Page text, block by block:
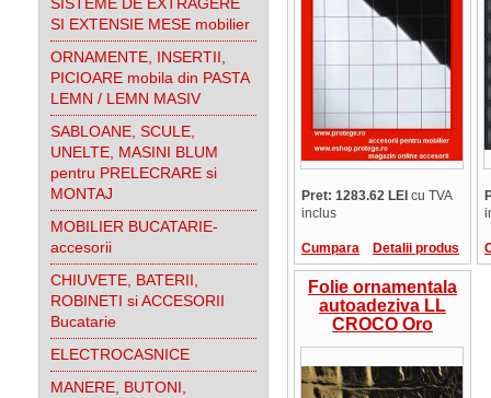
SI EXTENSIE MESE mobilier
ORNAMENTE, INSERTII,
PICIOARE mobila din PASTA
LEMN / LEMN MASIV
SABLOANE, SCULE,
UNELTE, MASINI BLUM
pentru PRELECRARE si
MONTAJ
MOBILIER BUCATARIE-
accesorii
CHIUVETE, BATERII,
ROBINETI si ACCESORII
Bucatarie
ELECTROCASNICE
MANERE, BUTONI,
Pret: 1283.62 LEI cu TVA
inclus
Cumpara Detalii produs
Folie ornamentala
autoadeziva LL
CROCO Oro